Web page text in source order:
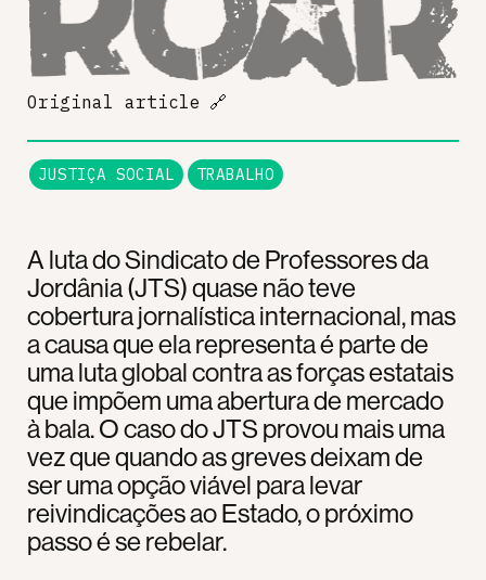
A luta do Sindicato de Professores da
Jordânia (JTS) quase não teve
cobertura jornalística internacional, mas
a causa que ela representa é parte de
uma luta global contra as forças estatais
que impõem uma abertura de mercado
à bala. O caso do JTS provou mais uma
vez que quando as greves deixam de
ser uma opção viável para levar
reivindicações ao Estado, o próximo
passo é se rebelar.
Original article 🔗
JUSTIÇA SOCIAL TRABALHO